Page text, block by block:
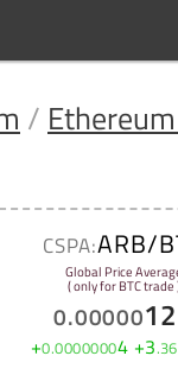
/
CSPA:ARB/
Global Price
( only for BTC trade
0.00000
+0.00000004 +3.36